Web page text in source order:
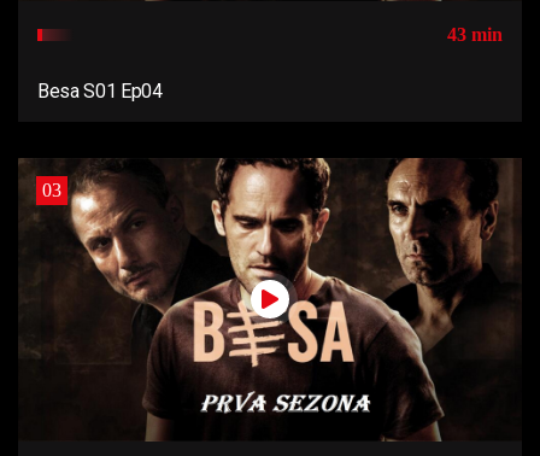
43 min
Besa S01 Ep04
03